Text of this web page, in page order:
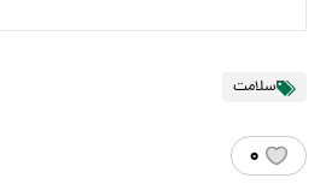
سلامت
۰